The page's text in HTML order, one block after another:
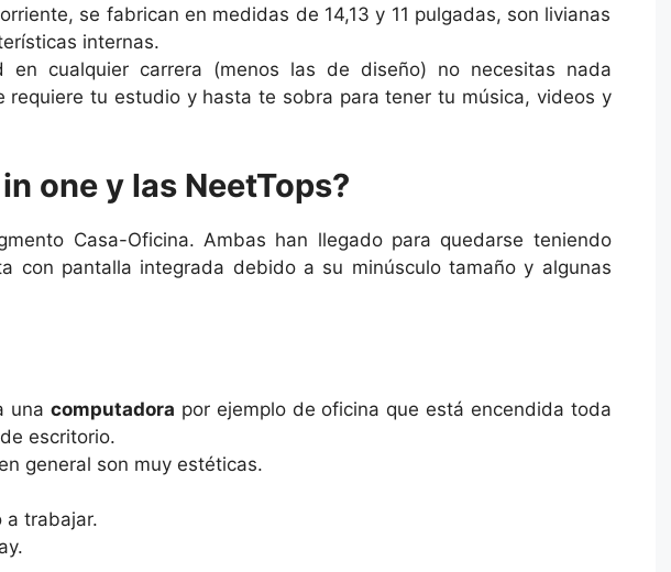
se fabrican en medidas de 14,13 y 11 pulgadas, son livianas
internas.
cualquier carrera (menos las de diseño) no necesitas nada
tu estudio y hasta te sobra para tener tu música, videos y
one y las NeetTops?
Casa-Oficina. Ambas han llegado para quedarse teniendo
con pantalla integrada debido a su minúsculo tamaño y algunas
unacomputadora por ejemplo de oficina que está encendida toda
escritorio.
general son muy estéticas.
a trabajar.